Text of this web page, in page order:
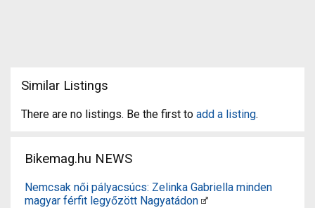
Similar Listings
There are no listings. Be the first to add a listing.
Bikemag.hu NEWS
Nemcsak női pályacsúcs: Zelinka Gabriella minden
magyar férfit legyőzött Nagyatádon